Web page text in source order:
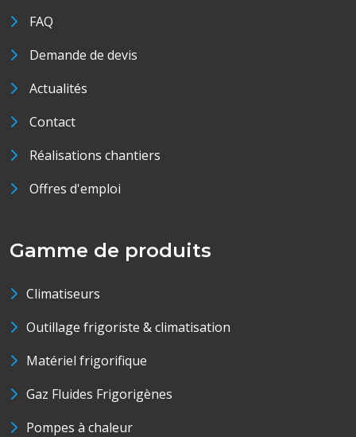
FAQ
Demande de devis
Actualités
Contact
Réalisations chantiers
Offres d'emploi
Gamme de produits
Climatiseurs
Outillage frigoriste & climatisation
Matériel frigorifique
Gaz Fluides Frigorigènes
Pompes à chaleur